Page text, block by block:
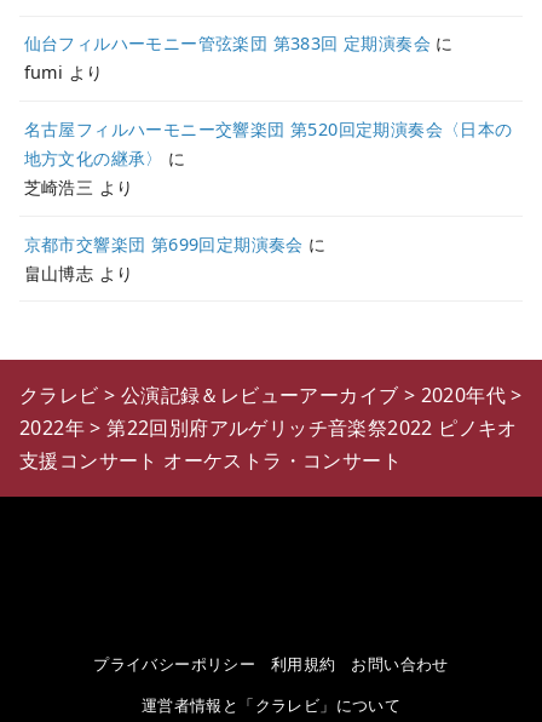
仙台フィルハーモニー管弦楽団 第383回 定期演奏会 に
fumi より
名古屋フィルハーモニー交響楽団 第520回定期演奏会〈日本の
地方文化の継承〉
に
芝崎浩三 より
京都市交響楽団 第699回定期演奏会 に
畠山博志 より
クラレビ > 公演記録＆レビューアーカイブ > 2020年代>
2022年>第22回別府アルゲリッチ音楽祭2022 ピノキオ
支援コンサート オーケストラ・コンサート
プライバシーポリシー 利用規約
お問い合わせ
運営者情報と「クラレビ」について